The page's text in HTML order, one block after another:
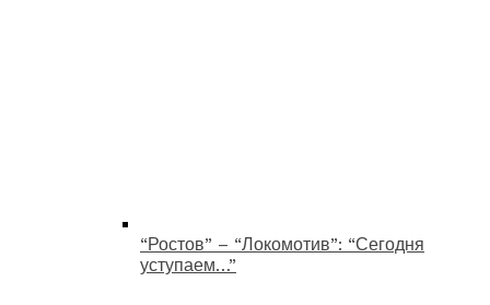
“Ростов” – “Локомотив”: “Сегодня
уступаем…”